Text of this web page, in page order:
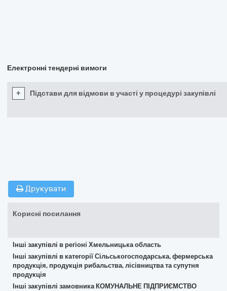
Електронні тендерні вимоги
+ Підстави для відмови в участі у процедурі закупівлі
Друкувати
Корисні посилання
Інші закупівлі в регіоні Хмельницька область
Інші закупівлі в категорії Сільськогосподарська, фермерська
продукція, продукція рибальства, лісівництва та супутня
продукція
Інші закупівлі замовника КОМУНАЛЬНЕ ПІДПРИЄМСТВО